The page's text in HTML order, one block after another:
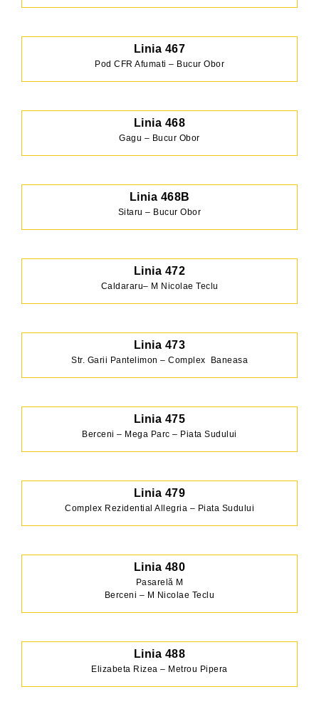
Linia 467
Pod CFR Afumati – Bucur Obor
Linia 468
Gagu – Bucur Obor
Linia 468B
Sitaru – Bucur Obor
Linia 472
Caldararu– M Nicolae Teclu
Linia 473
Str. Garii Pantelimon – Complex Baneasa
Linia 475
Berceni – Mega Parc – Piata Sudului
Linia 479
Complex Rezidential Allegria – Piata Sudului
Linia 480
Pasarelă M
Berceni – M Nicolae Teclu
Linia 488
Elizabeta Rizea – Metrou Pipera